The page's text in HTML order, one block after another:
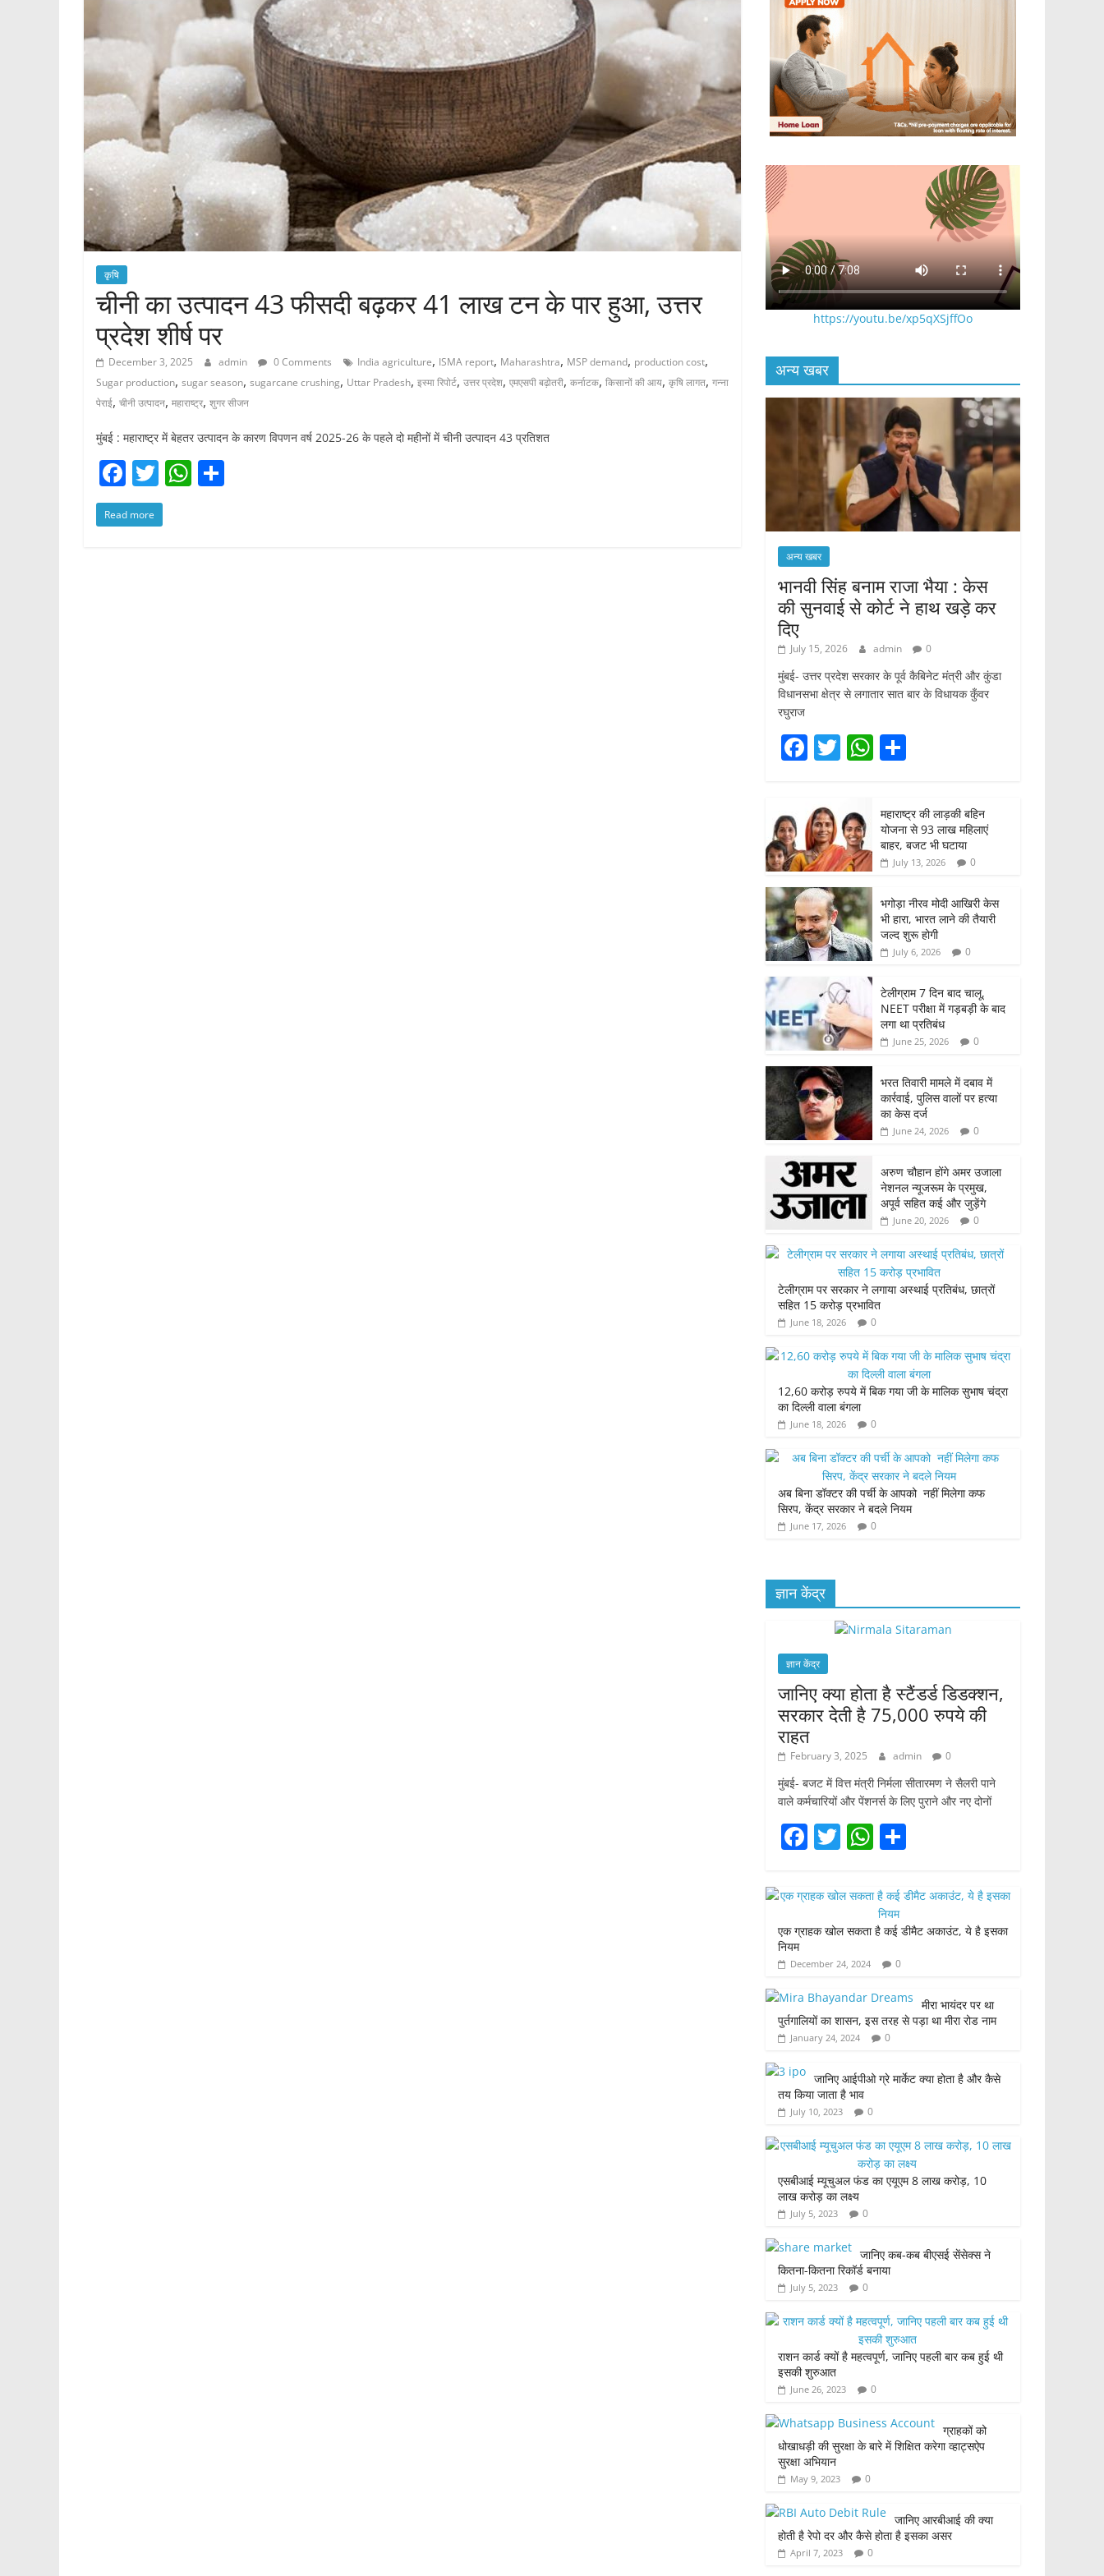
कृषि
चीनी का उत्पादन 43 फीसदी बढ़कर 41 लाख टन के पार हुआ, उत्तर
प्रदेश शीर्ष पर
December 3, 2025 admin 0 Comments India agriculture, ISMA report, Maharashtra, MSP demand, production cost,
Sugar production, sugar season, sugarcane crushing, Uttar Pradesh, इस्मा रिपोर्ट, उत्तर प्रदेश, एमएसपी बढ़ोतरी, कर्नाटक, किसानों की आय, कृषि लागत, गन्ना
पेराई, चीनी उत्पादन, महाराष्ट्र, शुगर सीजन
मुंबई : महाराष्ट्र में बेहतर उत्पादन के कारण विपणन वर्ष 2025-26 के पहले दो महीनों में चीनी उत्पादन 43 प्रतिशत
F
a
c
T
w
itt
W
Read more
https://youtu.be/xp5qXSjffOo
अन्य खबर
अन्य खबर
भानवी सिंह बनाम राजा भैया : केस
की सुनवाई से कोर्ट ने हाथ खड़े कर
दिए
July 15, 2026 admin 0
मुंबई- उत्तर प्रदेश सरकार के पूर्व कैबिनेट मंत्री और कुंडा
विधानसभा क्षेत्र से लगातार सात बार के विधायक कुँवर
रघुराज
F
c
e
b
o
o
k
T
er
W
s
A
p
p
ar
e
महाराष्ट्र की लाड़की बहिन
योजना से 93 लाख महिलाएं
बाहर, बजट भी घटाया
July 13, 2026 0
भगोड़ा नीरव मोदी आखिरी केस
भी हारा, भारत लाने की तैयारी
जल्द शुरू होगी
July 6, 2026 0
टेलीग्राम 7 दिन बाद चालू,
NEET परीक्षा में गड़बड़ी के बाद
लगा था प्रतिबंध
June 25, 2026 0
भरत तिवारी मामले में दबाव में
कार्रवाई, पुलिस वालों पर हत्या
का केस दर्ज
June 24, 2026 0
अरुण चौहान होंगे अमर उजाला
नेशनल न्यूजरूम के प्रमुख,
अपूर्व सहित कई और जुड़ेंगे
June 20, 2026 0
टेलीग्राम पर सरकार ने लगाया अस्थाई प्रतिबंध, छात्रों
सहित 15 करोड़ प्रभावित
June 18, 2026 0
12,60 करोड़ रुपये में बिक गया जी के मालिक सुभाष चंद्रा
का दिल्ली वाला बंगला
June 18, 2026 0
अब बिना डॉक्टर की पर्ची के आपको नहीं मिलेगा कफ
सिरप, केंद्र सरकार ने बदले नियम
June 17, 2026 0
ज्ञान केंद्र
ज्ञान केंद्र
जानिए क्या होता है स्टैंडर्ड डिडक्शन,
सरकार देती है 75,000 रुपये की
राहत
February 3, 2025 admin 0
मुंबई- बजट में वित्त मंत्री निर्मला सीतारमण ने सैलरी पाने
वाले कर्मचारियों और पेंशनर्स के लिए पुराने और नए दोनों
F
c
b
o
o
k
T
itt
W
at
s
A
p
p
ar
e
एक ग्राहक खोल सकता है कई डीमैट अकाउंट, ये है इसका
नियम
December 24, 2024 0
मीरा भायंदर पर था
पुर्तगालियों का शासन, इस तरह से पड़ा था मीरा रोड नाम
January 24, 2024 0
जानिए आईपीओ ग्रे मार्केट क्या होता है और कैसे
तय किया जाता है भाव
July 10, 2023 0
एसबीआई म्यूचुअल फंड का एयूएम 8 लाख करोड़, 10
लाख करोड़ का लक्ष्य
July 5, 2023 0
जानिए कब-कब बीएसई सेंसेक्स ने
कितना-कितना रिकॉर्ड बनाया
July 5, 2023 0
राशन कार्ड क्यों है महत्वपूर्ण, जानिए पहली बार कब हुई थी
इसकी शुरुआत
June 26, 2023 0
ग्राहकों को
धोखाधड़ी की सुरक्षा के बारे में शिक्षित करेगा व्हाट्सऐप
सुरक्षा अभियान
May 9, 2023 0
जानिए आरबीआई की क्या
होती है रेपो दर और कैसे होता है इसका असर
April 7, 2023 0